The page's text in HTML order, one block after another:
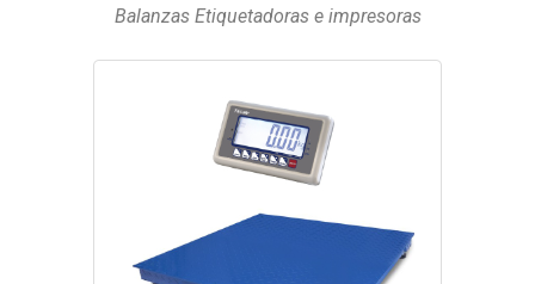
Balanzas Etiquetadoras e impresoras